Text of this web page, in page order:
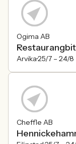
Ogima AB
Arvika25/7 – 24/8
Cheffle AB